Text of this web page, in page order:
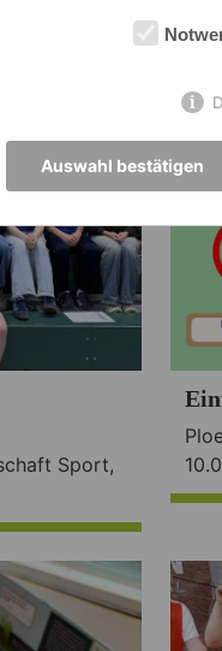
Sport,
Auswahl bestätigen